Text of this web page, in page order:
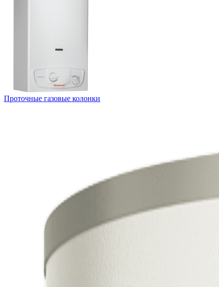
Проточные газовые колонки